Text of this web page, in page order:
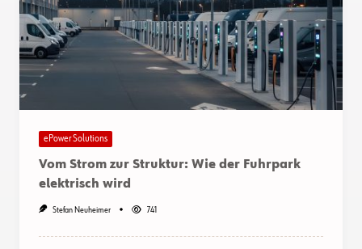
ePower Solutions
Vom Strom zur Struktur: Wie der Fuhrpark
elektrisch wird
Stefan Neuheimer 741